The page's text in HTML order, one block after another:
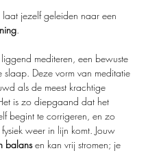
jezelf geleiden naar een
.
mediteren, een bewuste
slaap. Deze vorm van meditatie
als de meest krachtige
is zo diepgaand dat het
begint te corrigeren, en zo
weer in lijn komt. Jouw
balans en kan vrij stromen; je